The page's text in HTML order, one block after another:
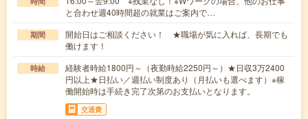
と合わせ週40時間超の就業はご案内で…
期間
開始日はご相談ください！ ★職場が気に入れば、長期でも
働けます！
時給
経験者時給1800円～（夜勤時給2250円～）★日収3万2400
円以上★日払い／週払い制度あり（月払いも選べます）※稼
働開始時は手続き完了次第のお支払いとなります。
交通費